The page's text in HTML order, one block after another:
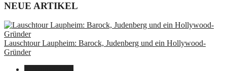
NEUE ARTIKEL
Lauschtour Laupheim: Barock, Judenberg und ein Hollywood-
Gründer